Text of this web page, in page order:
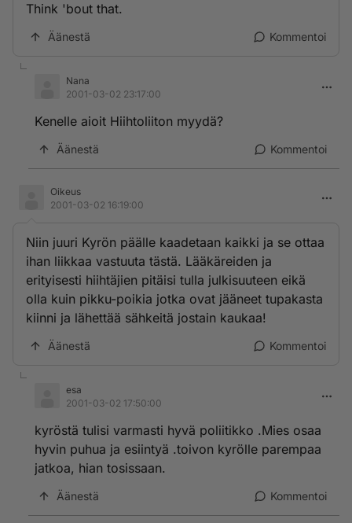
Think 'bout that.
Äänestä Kommentoi
Nana
2001-03-02 23:17:00
Kenelle aioit Hiihtoliiton myydä?
Äänestä Kommentoi
Oikeus
2001-03-02 16:19:00
Niin juuri Kyrön päälle kaadetaan kaikki ja se ottaa
ihan liikkaa vastuuta tästä. Lääkäreiden ja
erityisesti hiihtäjien pitäisi tulla julkisuuteen eikä
olla kuin pikku-poikia jotka ovat jääneet tupakasta
kiinni ja lähettää sähkeitä jostain kaukaa!
Äänestä Kommentoi
esa
2001-03-02 17:50:00
kyröstä tulisi varmasti hyvä poliitikko .Mies osaa
hyvin puhua ja esiintyä .toivon kyrölle parempaa
jatkoa, hian tosissaan.
Äänestä Kommentoi